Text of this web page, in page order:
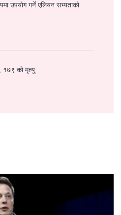
उपयोग गर्ने एलियन सभ्यताको
१७९ को मृत्यु